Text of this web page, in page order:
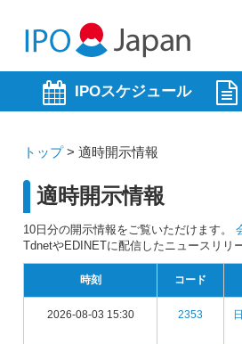
IPOスケジュール
トップ> 適時開示情報
適時開示情報
10日分の開示情報をご覧いただけます。
TdnetやEDINETに配信したニュースリリ
時刻 コード
2026-08-03 15:30 2353